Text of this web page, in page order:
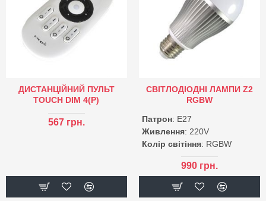
ДИСТАНЦІЙНИЙ ПУЛЬТ
TOUCH DIM 4(P)
567 грн.
СВІТЛОДІОДНІ ЛАМПИ Z2
RGBW
Патрон: E27
Живлення: 220V
Колір світіння: RGBW
990 грн.